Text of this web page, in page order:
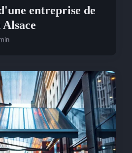
entreprise de